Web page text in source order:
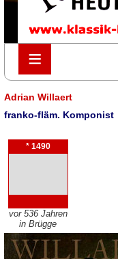
≡
≡
Adrian Willaert
franko-fläm. Komponist
* 1490
vor 536 Jahren
in Brügge